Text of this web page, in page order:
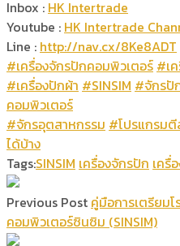
Inbox : HK Intertrade
Youtube : HK Intertrade
Line : http://nav.cx/8Ke8ADT
#เครื่องจักรปักคอมพิวเตอร์ #เ
#เครื่องปักผ้า #SINSIM #จักรปั
คอมพิวเตอร์
#จักรอุตสาหกรรม #โปรแกรม
ได้บ้าง
Tags:SINSIM เครื่องจักรปัก เครื่
Previous Post คู่มือการเตรียม
คอมพิวเตอร์ซินซิม (SINSIM)